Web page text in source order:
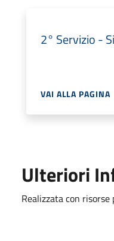
2° Servizio -
VAI ALLA PAGINA
Ulteriori
Realizzata con risorse